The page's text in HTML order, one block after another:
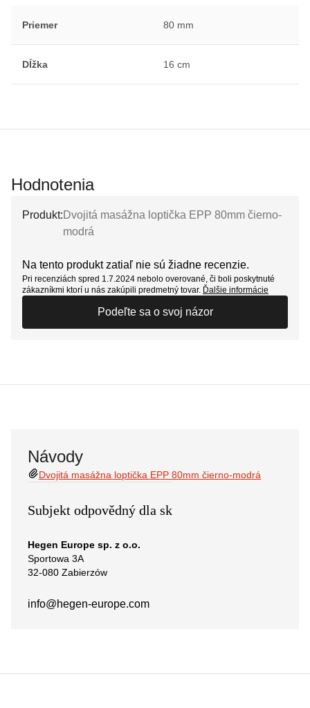
Priemer 80 mm
Dĺžka 16 cm
Hodnotenia
Produkt: Dvojitá masážna loptička EPP 80mm čierno-
modrá
Na tento produkt zatiaľ nie sú žiadne recenzie.
Pri recenziách spred 1.7.2024 nebolo overované, či boli poskytnuté
zákazníkmi ktorí u nás zakúpili predmetný tovar. Ďalšie informácie
Podeľte sa o svoj názor
Návody
Dvojitá masážna loptička EPP 80mm čierno-modrá
Subjekt odpovědný dla sk
Hegen Europe sp. z o.o.
Sportowa 3A
32-080 Zabierzów
info@hegen-europe.com